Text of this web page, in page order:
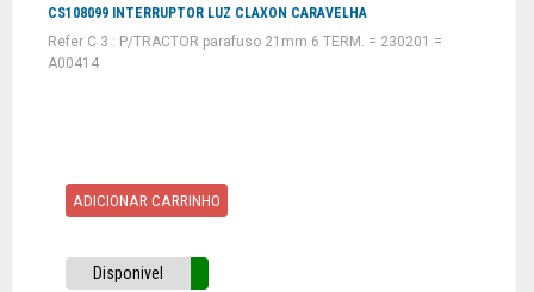
CS108099 INTERRUPTOR LUZ CLAXON CARAVELHA
Refer C 3 : P/TRACTOR parafuso 21mm 6 TERM. = 230201 =
A00414
ADICIONAR CARRINHO
Disponivel